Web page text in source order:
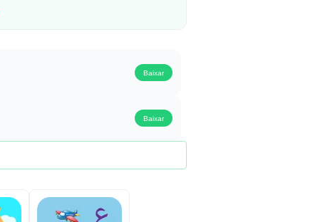
Baixar
Baixar